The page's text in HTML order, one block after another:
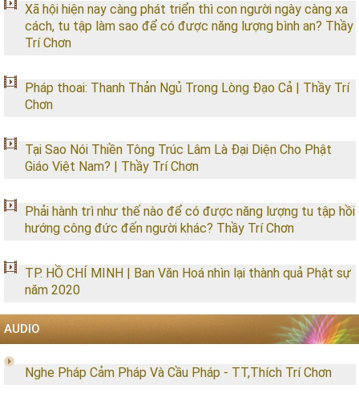
Xã hội hiện nay càng phát triển thì con người ngày càng xa
cách, tu tập làm sao để có được năng lượng bình an? Thầy
Trí Chơn
Pháp thoai: Thanh Thản Ngủ Trong Lòng Đạo Cả | Thầy Trí
Chơn
Tại Sao Nói Thiền Tông Trúc Lâm Là Đại Diện Cho Phật
Giáo Việt Nam? | Thầy Trí Chơn
Phải hành trì như thế nào để có được năng lượng tu tập hồi
hướng công đức đến người khác? Thầy Trí Chơn
TP. HỒ CHÍ MINH | Ban Văn Hoá nhìn lại thành quả Phật sự
năm 2020
AUDIO
Nghe Pháp Cảm Pháp Và Cầu Pháp - TT,Thích Trí Chơn